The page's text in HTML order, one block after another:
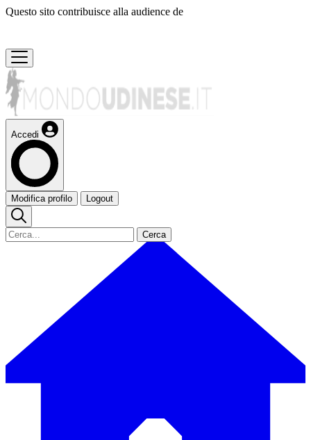
Questo sito contribuisce alla audience de
Accedi
Modifica profilo Logout
Cerca